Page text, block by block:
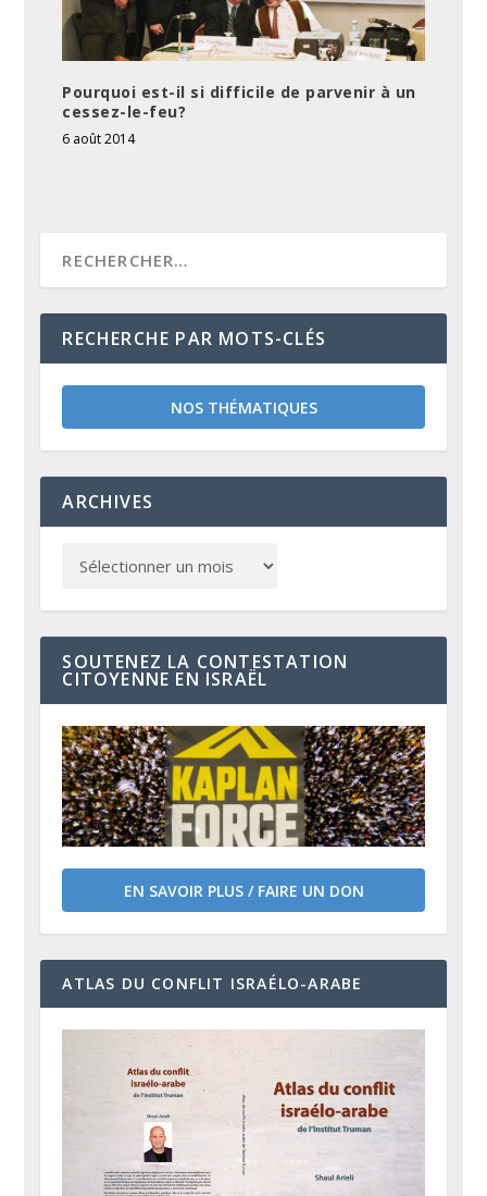
Pourquoi est-il si difficile de parvenir à un
cessez-le-feu?
6 août 2014
RECHERCHE PAR MOTS-CLÉS
NOS THÉMATIQUES
ARCHIVES
SOUTENEZ LA CONTESTATION
CITOYENNE EN ISRAËL
EN SAVOIR PLUS / FAIRE UN DON
ATLAS DU CONFLIT ISRAÉLO-ARABE